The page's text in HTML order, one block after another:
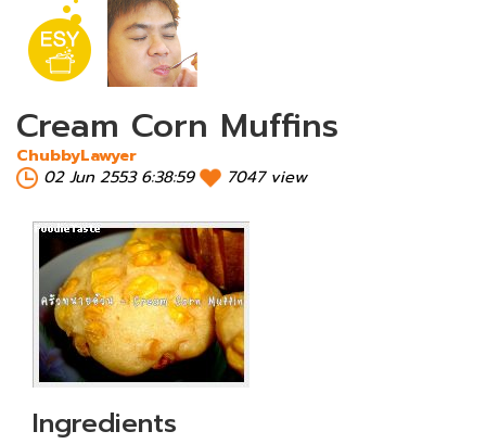
Cream Corn Muffins
ChubbyLawyer
02 Jun 2553 6:38:59
7047 view
Ingredients